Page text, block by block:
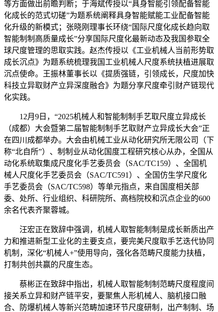
等方面做出前瞻判断；于海斌传授以“具身智能引领配备智能
化成长的范式切磋”为题系统阐释具身智能赋能工业配备智能
化升级的新模式；张晓刚理事长环绕“国际尺度化成长趋向取
智能制制高质量成长”分享国际尺度化最新动态及我国参取全
球尺度管理的思取实践。赵杰传授以《工业机械人当前形势取
成长沉点》为题系统梳理我国工业机械人尺度系统扶植进展取
沉点使命。王振林董事长以《提质强链，引领成长，尺度加快
科技立异取财产立异深度融合》为题分享尺度牵引财产链现代
化实践。
12月9日，“2025机械人和智能制制手艺取尺度立异成长
（成都）大会暨第二届智能制制手艺取财产立异成长大会”正
在四川成都举办。大会由机械工业从动化研究所无限公司（下
称“北自所”）、制制业从动化国度工程研究核心从办，全国从
动化系统取集成尺度化手艺委员会（SAC/TC159）、全国机
械人尺度化手艺委员会（SAC/TC591）、全国仿生学尺度化
手艺委员会（SAC/TC598）等单元指点，来自国度相关部
委、处所、行业组织、科研院所、高档院校和沉点企业的600
余名代表齐聚蓉城。
汪宏正在致辞中强调，机械人取智能制制是成长新质出产
力和推进新型工业化的主要支点，要完美尺度取手艺迭代协同
机制，深化“机械人+”使用导向，强化各范畴尺度能力扶植，
打制共创共赢的尺度生态。
蔡彬正在致辞中指出，机械人取智能制制范畴尺度程度间
接关系立异和财产链平安，要聚焦人形机械人、脑机接口融
合、防爆机械人等新兴范畴加速环节尺度研制，出产制制、场